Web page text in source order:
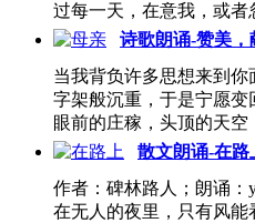
过每一天，在意我，或者
诗歌朗诵-赞美，
当我背负许多思想来到
字架般沉重，于是宁愿
眼前的庄稼，头顶的天空
散文朗诵-在路
作者：碑林路人；朗诵
在无人的夜里，只有风